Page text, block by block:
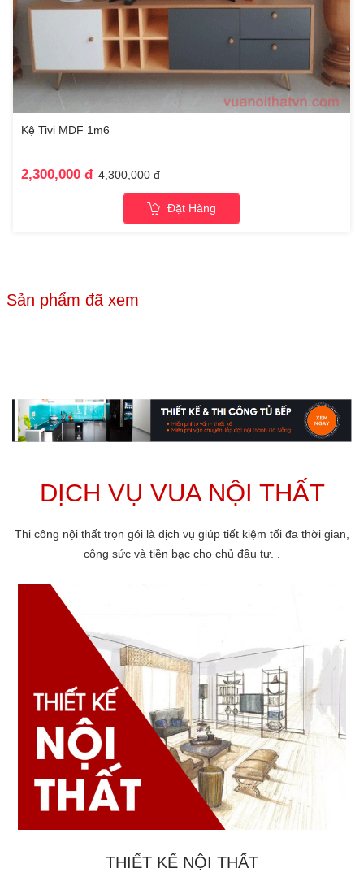
Kệ Tivi MDF 1m6
2,300,000 đ 4,300,000 đ
Đặt Hàng
Sản phẩm đã xem
DỊCH VỤ VUA NỘI THẤT
Thi công nội thất trọn gói là dịch vụ giúp tiết kiệm tối đa thời gian,
công sức và tiền bạc cho chủ đầu tư. .
THIẾT KẾ NỘI THẤT